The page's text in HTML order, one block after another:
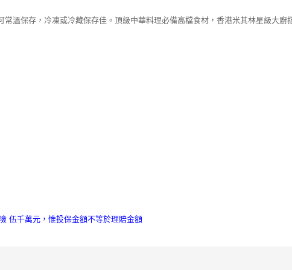
溫保存，冷凍或冷藏保存佳。頂級中華料理必備高檔食材，香港米其林星級大廚
伍千萬元，惟投保金額不等於理賠金額